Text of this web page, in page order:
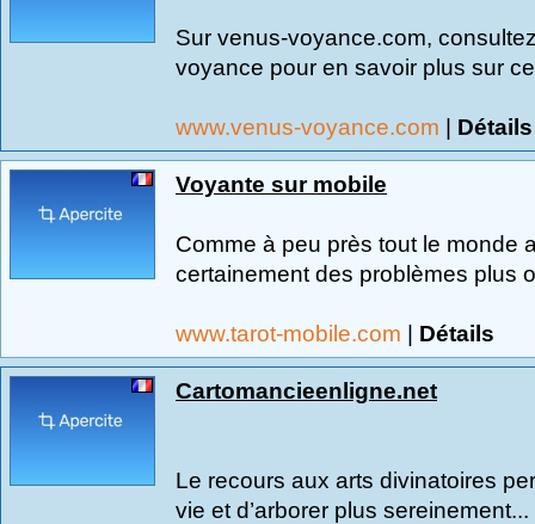
Sur venus-voyance.com,
voyance pour en savoir plus sur
www.venus-voyance.com | Détails
Voyante sur mobile
Comme à peu près tout le monde
certainement des problèmes plus
www.tarot-mobile.com | Détails
Cartomancieenligne.net
Le recours aux arts divinatoires
vie et d’arborer plus sereinement...